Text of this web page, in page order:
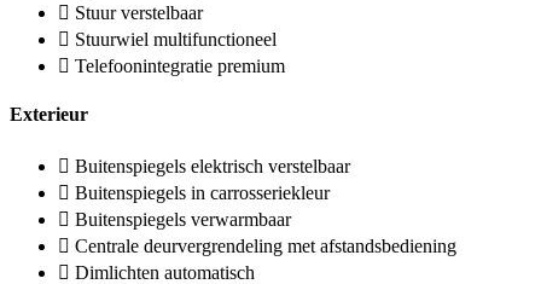
Stuur verstelbaar
Stuurwiel multifunctioneel
Telefoonintegratie premium
Exterieur
Buitenspiegels elektrisch verstelbaar
Buitenspiegels in carrosseriekleur
Buitenspiegels verwarmbaar
Centrale deurvergrendeling met afstandsbediening
Dimlichten automatisch